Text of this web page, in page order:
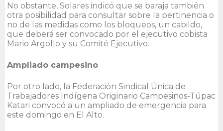
No obstante, Solares indicó que se baraja también
otra posibilidad para consultar sobre la pertinencia o
no de las medidas como los bloqueos, un cabildo,
que deberá ser convocado por el ejecutivo cobista
Mario Argollo y su Comité Ejecutivo.
Ampliado campesino
Por otro lado, la Federación Sindical Única de
Trabajadores Indígena Originario Campesinos-Túpac
Katari convocó a un ampliado de emergencia para
este domingo en El Alto.